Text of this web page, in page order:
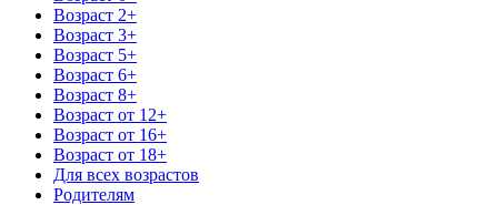
Возраст 2+
Возраст 3+
Возраст 5+
Возраст 6+
Возраст 8+
Возраст от 12+
Возраст от 16+
Возраст от 18+
Для всех возрастов
Родителям